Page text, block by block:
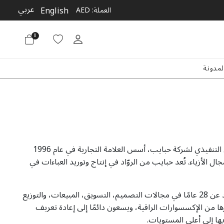
العملة:AED
English عربي
0
سيف الله نورائي، المالك والرئيس التنفيذي لشركة حبايب، أسس العلامة التجارية في عام 1996
من 30 عامًا في مجال الأزياء. تُعد حبايب من الروّاد في إنتاج وتوريد العباءات في
يتمتّع فريق إدارة حبايب بخبرة تزيد عن 28 عامًا في مجالات التصميم، التسويق، المبيعات، والتوزيع
من الإكسسوارات الراقية، ويسعون دائمًا إلى إعادة تعريف
إلى أعلى المستويات.